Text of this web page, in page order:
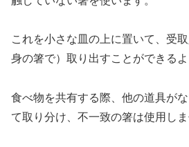
これを小さな皿の上に置いて、受
身の箸で）取り出すことができるよ
食べ物を共有する際、他の道具が
て取り分け、不一致の箸は使用しま